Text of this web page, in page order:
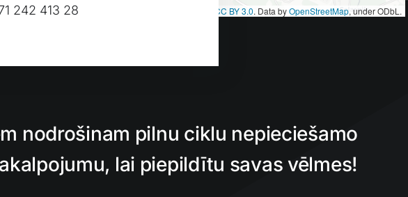
Leaflet CC BY 3.0. Data byOpenStreetMap, under ODbL.
242 413 28
nodrošinam pilnu ciklu nepieciešamo
lai piepildītu savas vēlmes!